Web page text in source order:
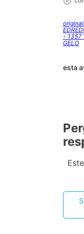
- 1357
GELO
esta